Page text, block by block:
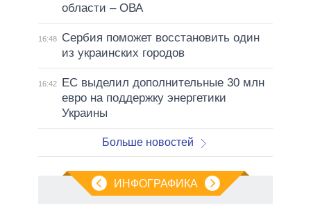
области – ОВА
16:48
Сербия поможет восстановить один
из украинских городов
16:42
ЕС выделил дополнительные 30 млн
евро на поддержку энергетики
Украины
Больше новостей
ИНФОГРАФИКА